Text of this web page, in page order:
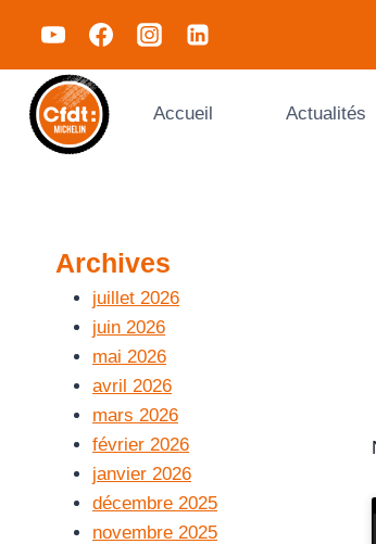
Accueil Actualités
Archives
juillet 2026
juin 2026
mai 2026
avril 2026
mars 2026
février 2026
janvier 2026
décembre 2025
novembre 2025